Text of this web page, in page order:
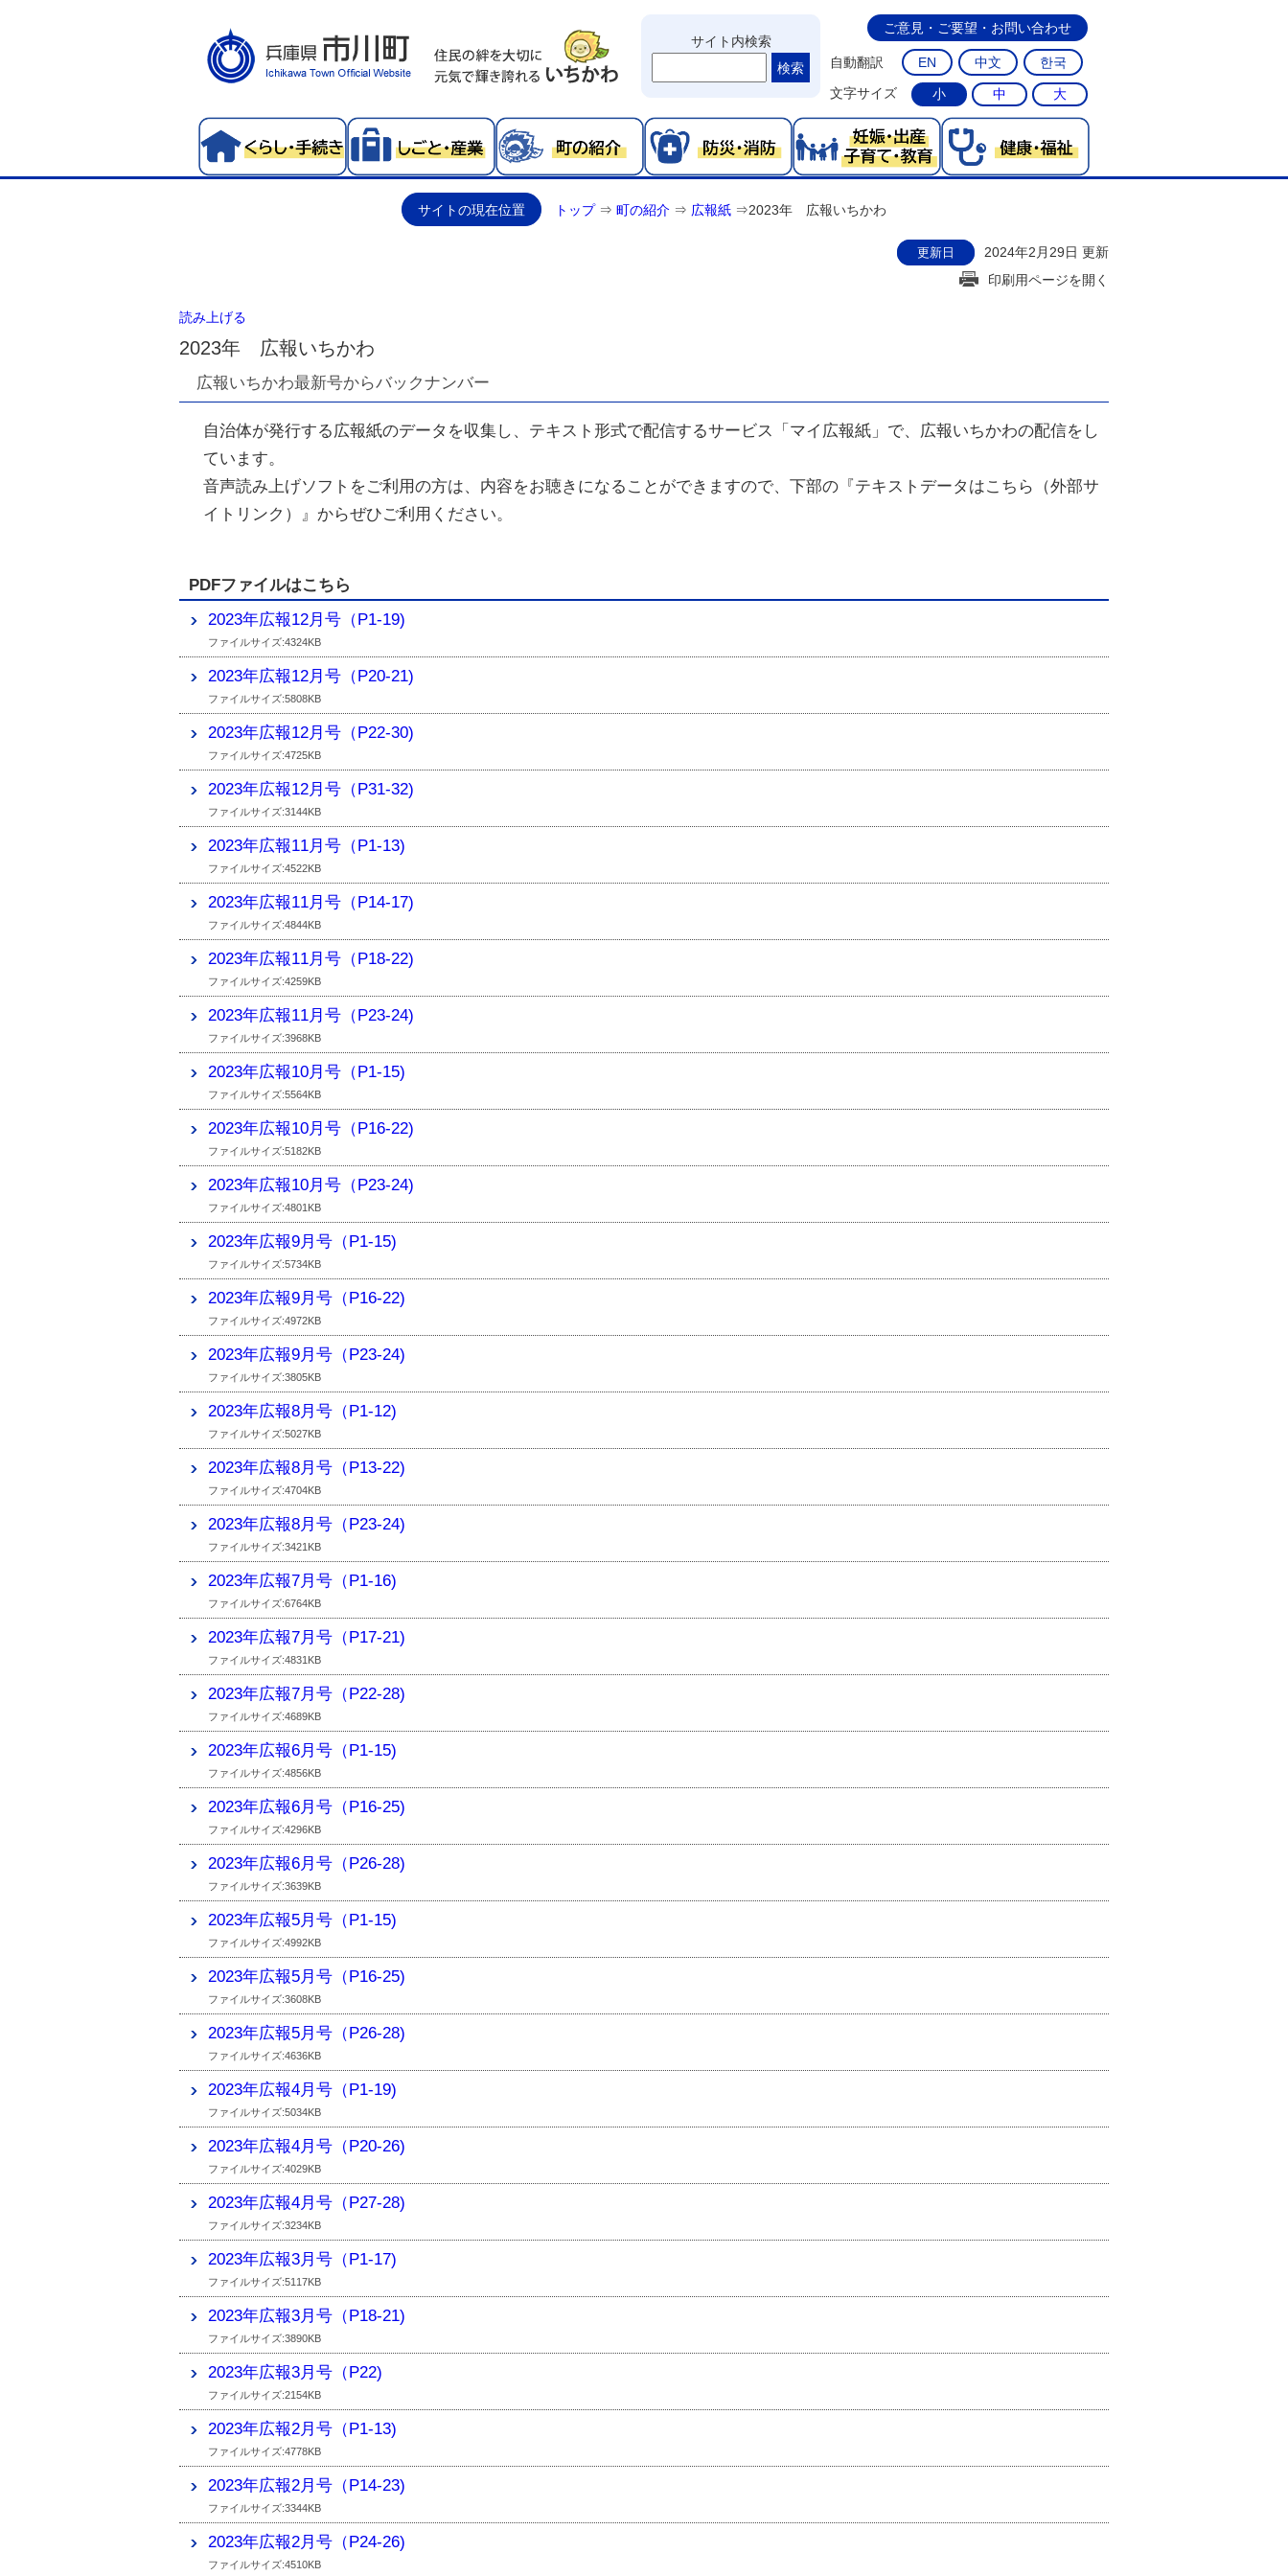
サイト内検索
検索
ご意見・ご要望・お問い合わせ
自動翻訳 EN 中文
한국
文字サイズ
小 中 大
サイトの現在位置 トップ⇒ 町の紹介 ⇒ 広報紙 ⇒2023年 広報いちかわ
更新日
2024年2月29日 更新
印刷用ページを開く
読み上げる
2023年 広報いちかわ
広報いちかわ最新号からバックナンバー
自治体が発行する広報紙のデータを収集し、テキスト形式で配信するサービス「マイ広報紙」で、広報いちかわの配信をし
ています。
音声読み上げソフトをご利用の方は、内容をお聴きになることができますので、下部の『テキストデータはこちら（外部サ
イトリンク）』からぜひご利用ください。
PDFファイルはこちら
2023年広報12月号（P1-19)
ファイルサイズ:4324KB
2023年広報12月号（P20-21)
ファイルサイズ:5808KB
2023年広報12月号（P22-30)
ファイルサイズ:4725KB
2023年広報12月号（P31-32)
ファイルサイズ:3144KB
2023年広報11月号（P1-13)
ファイルサイズ:4522KB
2023年広報11月号（P14-17)
ファイルサイズ:4844KB
2023年広報11月号（P18-22)
ファイルサイズ:4259KB
2023年広報11月号（P23-24)
ファイルサイズ:3968KB
2023年広報10月号（P1-15)
ファイルサイズ:5564KB
2023年広報10月号（P16-22)
ファイルサイズ:5182KB
2023年広報10月号（P23-24)
ファイルサイズ:4801KB
2023年広報9月号（P1-15)
ファイルサイズ:5734KB
2023年広報9月号（P16-22)
ファイルサイズ:4972KB
2023年広報9月号（P23-24)
ファイルサイズ:3805KB
2023年広報8月号（P1-12)
ファイルサイズ:5027KB
2023年広報8月号（P13-22)
ファイルサイズ:4704KB
2023年広報8月号（P23-24)
ファイルサイズ:3421KB
2023年広報7月号（P1-16)
ファイルサイズ:6764KB
2023年広報7月号（P17-21)
ファイルサイズ:4831KB
2023年広報7月号（P22-28)
ファイルサイズ:4689KB
2023年広報6月号（P1-15)
ファイルサイズ:4856KB
2023年広報6月号（P16-25)
ファイルサイズ:4296KB
2023年広報6月号（P26-28)
ファイルサイズ:3639KB
2023年広報5月号（P1-15)
ファイルサイズ:4992KB
2023年広報5月号（P16-25)
ファイルサイズ:3608KB
2023年広報5月号（P26-28)
ファイルサイズ:4636KB
2023年広報4月号（P1-19)
ファイルサイズ:5034KB
2023年広報4月号（P20-26)
ファイルサイズ:4029KB
2023年広報4月号（P27-28)
ファイルサイズ:3234KB
2023年広報3月号（P1-17)
ファイルサイズ:5117KB
2023年広報3月号（P18-21)
ファイルサイズ:3890KB
2023年広報3月号（P22)
ファイルサイズ:2154KB
2023年広報2月号（P1-13)
ファイルサイズ:4778KB
2023年広報2月号（P14-23)
ファイルサイズ:3344KB
2023年広報2月号（P24-26)
ファイルサイズ:4510KB